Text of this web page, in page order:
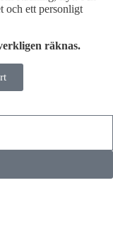
och ett personligt
räknas.